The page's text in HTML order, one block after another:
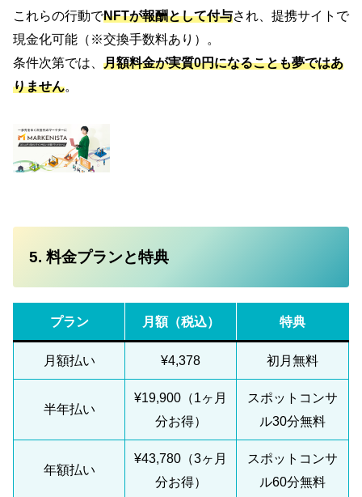
これらの行動でNFTが報酬として付与され、提携サイトで
現金化可能（※交換手数料あり）。
条件次第では、 月額料金が実質0円になることも夢ではあ
りません。
5. 料金プランと特典
プラン 月額（税込） 特典
月額払い ¥4,378 初月無料
半年払い
¥19,900（1ヶ月
分お得）
スポットコンサ
ル30分無料
年額払い
¥43,780（3ヶ月
分お得）
スポットコンサ
ル60分無料